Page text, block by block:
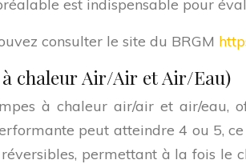
est indispensable pour
consulter le site du BRGM
à chaleur Air/Air et Air/Eau)
à chaleur air/air et air/eau,
peut atteindre 4 ou 5,
réversibles, permettant à la fois